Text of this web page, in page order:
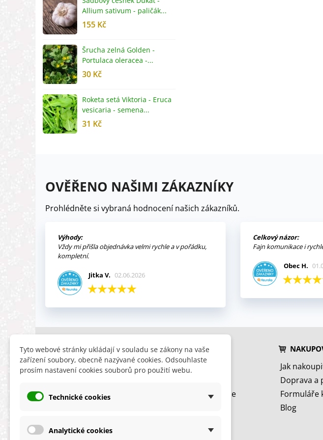
Allium sativum - paličák...
155 Kč
Šrucha zelná Golden -
Portulaca oleracea -...
30 Kč
Roketa setá Viktoria - Eruca
vesicaria - semena...
31 Kč
OVĚŘENO NAŠIMI ZÁKAZNÍKY
Prohlédněte si vybraná hodnocení našich zákazníků.
Výhody:
Vždy mi přišla objednávka velmi rychle a v pořádku,
kompletní.
Jitka V. 02.06.2026
Celkový názor:
Fajn komunikace i
Obec H.
INFORMACE
Obchodní podmínky
Ochrana osobních údajů
HLEDÁTE
Slevy
Nyní doporučujeme
Jak
Doprava a
Formuláře
Blog
Tyto webové stránky ukládají v souladu se zákony na vaše
zařízení soubory, obecně nazývané cookies. Odsouhlaste
prosím nastavení cookies souborů pro použití webu.
Technické cookies
Analytické cookies